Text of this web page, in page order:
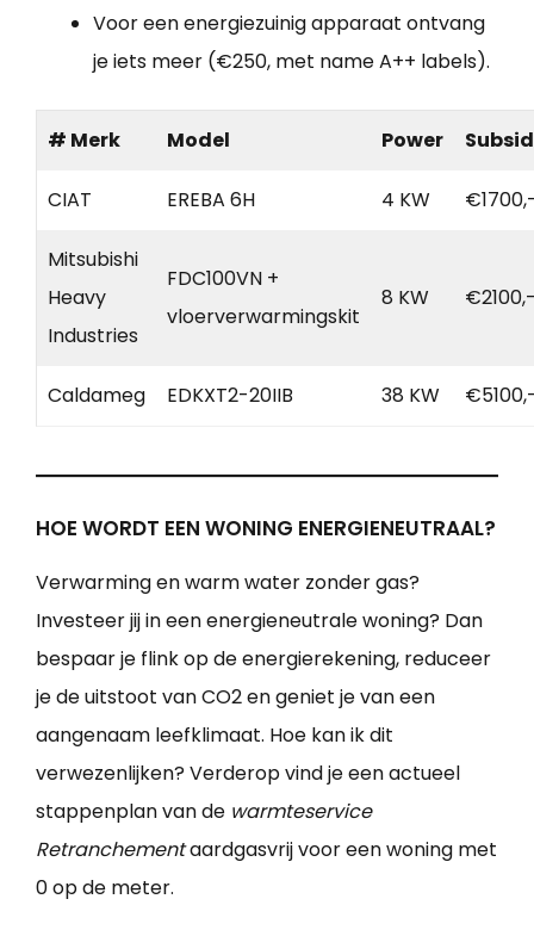
Voor een energiezuinig apparaat ontvang
je iets meer (€250, met name A++ labels).
# Merk Model Power
CIAT EREBA 6H 4 KW
Mitsubishi
Heavy
Industries
FDC100VN +
vloerverwarmingskit
8 KW
Caldameg EDKXT2-20IIB 38 KW
HOE WORDT EEN WONING ENERGIENEUTRAAL?
Verwarming en warm water zonder gas?
Investeer jij in een energieneutrale woning? Dan
bespaar je flink op de energierekening, reduceer
je de uitstoot van CO2 en geniet je van een
aangenaam leefklimaat. Hoe kan ik dit
verwezenlijken? Verderop vind je een actueel
stappenplan van de warmteservice
Retranchementaardgasvrij voor een woning met
0 op de meter.